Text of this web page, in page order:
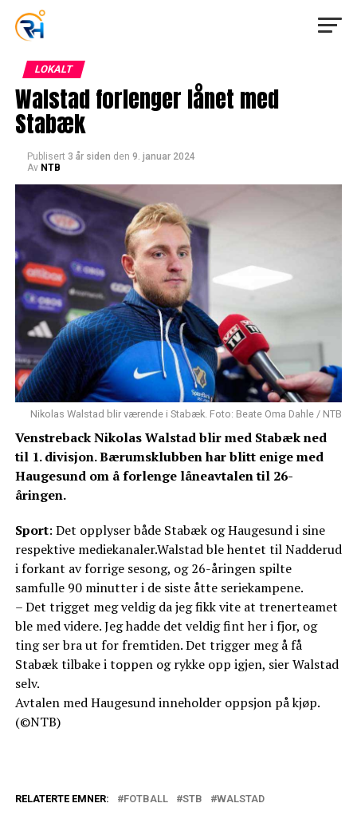
LOKALT
Walstad forlenger lånet med
Stabæk
Publisert 3 år siden den 9. januar 2024
Av NTB
Nikolas Walstad blir værende i Stabæk. Foto: Beate Oma Dahle / NTB
Venstreback Nikolas Walstad blir med Stabæk ned
til 1. divisjon. Bærumsklubben har blitt enige med
Haugesund om å forlenge låneavtalen til 26-
åringen.
Sport: Det opplyser både Stabæk og Haugesund i sine
respektive mediekanaler.Walstad ble hentet til Nadderud
i forkant av forrige sesong, og 26-åringen spilte
samfulle 90 minutter i de siste åtte seriekampene.
– Det trigget meg veldig da jeg fikk vite at trenerteamet
ble med videre. Jeg hadde det veldig fint her i fjor, og
ting ser bra ut for fremtiden. Det trigger meg å få
Stabæk tilbake i toppen og rykke opp igjen, sier Walstad
selv.
Avtalen med Haugesund inneholder oppsjon på kjøp.
(©NTB)
RELATERTE EMNER: FOTBALL STB WALSTAD